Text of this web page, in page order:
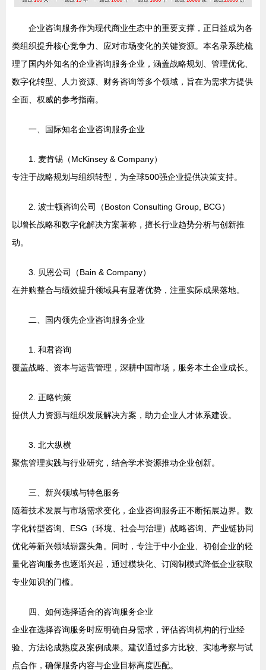
企业咨询服务作为现代商业生态中的重要支撑，正日益成为各
类组织提升核心竞争力、应对市场变化的关键资源。本名录系统梳
理了国内外知名的企业咨询服务企业，涵盖战略规划、管理优化、
数字化转型、人力资源、财务咨询等多个领域，旨在为需求方提供
全面、权威的参考指南。
一、国际知名企业咨询服务企业
1. 麦肯锡（McKinsey & Company）
专注于战略规划与组织转型，为全球500强企业提供决策支持。
2. 波士顿咨询公司（Boston Consulting Group, BCG）
以增长战略和数字化解决方案著称，擅长行业趋势分析与创新推
动。
3. 贝恩公司（Bain & Company）
在并购整合与绩效提升领域具有显著优势，注重实际成果落地。
二、国内领先企业咨询服务企业
1. 和君咨询
覆盖战略、资本与运营管理，深耕中国市场，服务本土企业成长。
2. 正略钧策
提供人力资源与组织发展解决方案，助力企业人才体系建设。
3. 北大纵横
聚焦管理实践与行业研究，结合学术资源推动企业创新。
三、新兴领域与特色服务
随着技术发展与市场需求变化，企业咨询服务正不断拓展边界。数
字化转型咨询、ESG（环境、社会与治理）战略咨询、产业链协同
优化等新兴领域崭露头角。同时，专注于中小企业、初创企业的轻
量化咨询服务也逐渐兴起，通过模块化、订阅制模式降低企业获取
专业知识的门槛。
四、如何选择适合的咨询服务企业
企业在选择咨询服务时应明确自身需求，评估咨询机构的行业经
验、方法论成熟度及案例成果。建议通过多方比较、实地考察与试
点合作，确保服务内容与企业目标高度匹配。